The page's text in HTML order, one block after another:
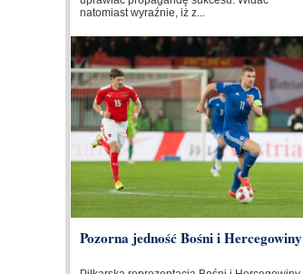
natomiast wyraźnie, iż z...
Pozorna jedność Bośni i Hercegowiny